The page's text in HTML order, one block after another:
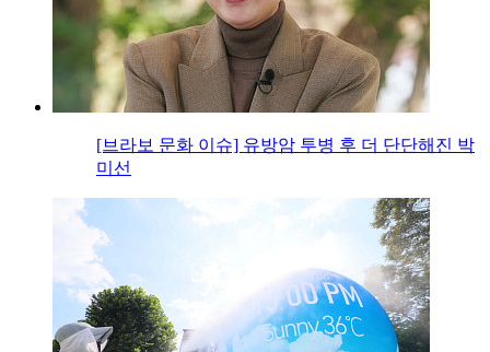
[브라보 문화 이슈] 유방암 투병 후 더 단단해진 박
미선